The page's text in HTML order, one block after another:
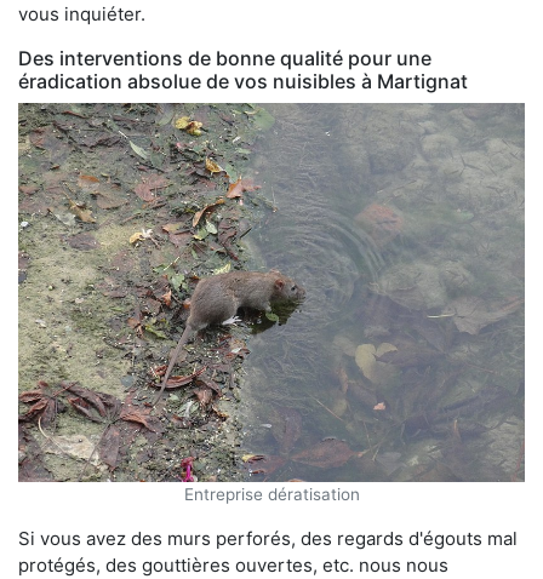
vous inquiéter.
Des interventions de bonne qualité pour une
éradication absolue de vos nuisibles à Martignat
Entreprise dératisation
Si vous avez des murs perforés, des regards d'égouts mal
protégés, des gouttières ouvertes, etc. nous nous